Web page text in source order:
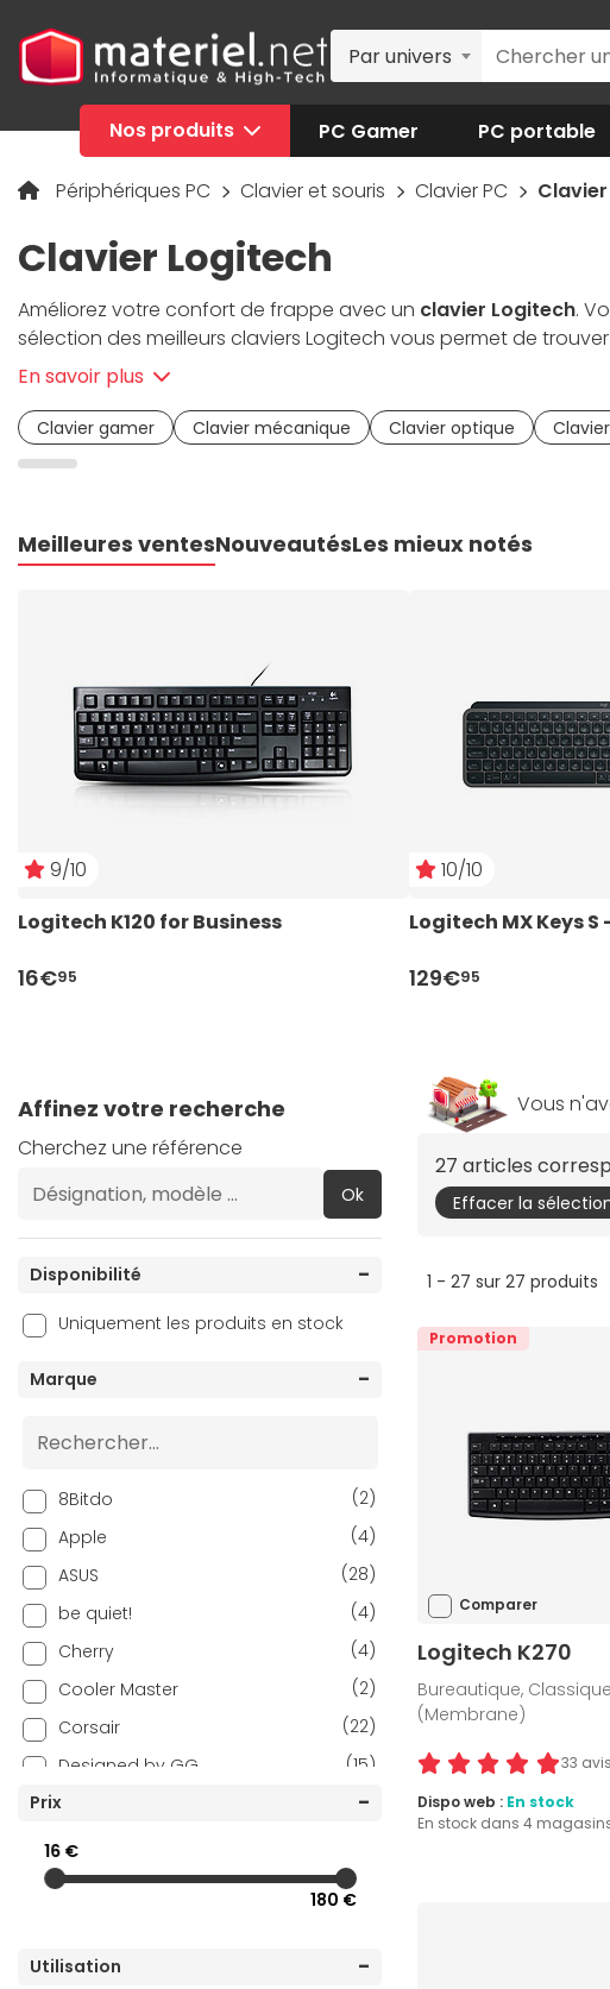
Par univers
Nos produits PC Gamer PC portable
Périphériques PC Clavier et souris Clavier PC
Clavier Logitech
Améliorez votre confort de frappe avec un clavier Logitech.
sélection des meilleurs claviers Logitech vous permet de
bureautiquerendent votre saisie à la fois agréable, rapide et
repose-poignet pour vous offrir un confort de longue durée.
épuré sur votre bureau. Grâce à la technologie avancée de
en un temps record et devancer vos adversaires.
Clavier gamer Logitech G
En savoir plus
Clavier gamer Clavier mécanique Clavier optique
Meilleures ventesNouveautésLes mieux notés
9/10
Logitech K120 for Business
16€95
10/10
Logitech MX Keys
129€95
Affinez votre recherche
Cherchez une référence
Ok
Disponibilité
Uniquement les produits en stock
Marque
8Bitdo
(2)
Apple
(4)
ASUS
(28)
be quiet!
(4)
Cherry
(4)
Cooler Master
(2)
Corsair
(22)
Designed by GG
(15)
Ducky Channel
(22)
INOVU
Keychron
(2)
Logitech
Prix
16 €
180 €
Utilisation
Vous
27 articles
Effacer la
1 - 27 sur 27 produits
Promotion
Comparer
Logitech K270
Bureautique,
(Membrane)
33 avis
Dispo web : En stock
En stock dans 4